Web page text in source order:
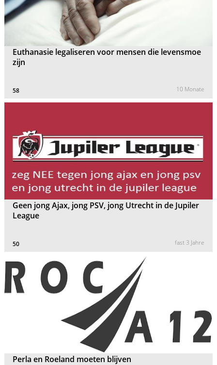
Euthanasie legaliseren voor mensen die levensmoe
zijn
58 10 Monate
Geen jong Ajax, jong PSV, jong Utrecht in de Jupiler
League
50 fast 3 Jahre
Perla en Roeland moeten blijven